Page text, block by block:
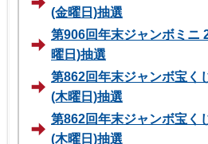
(金曜日)抽選
第906回年末ジャンボミニ
曜日)抽選
第862回年末ジャンボ宝く
(木曜日)抽選
第862回年末ジャンボ宝く
(木曜日)抽選